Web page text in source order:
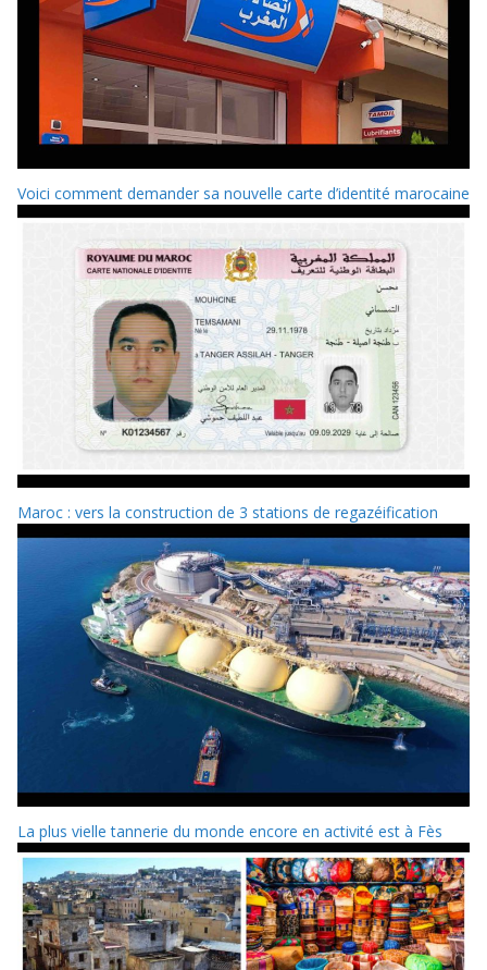
Voici comment demander sa nouvelle carte d’identité marocaine
Maroc : vers la construction de 3 stations de regazéification
La plus vielle tannerie du monde encore en activité est à Fès